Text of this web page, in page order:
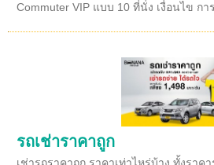
Commuter VIP แบบ 10 ที่นั่ง เงื่อนไข กา
รถเช่าราคาถูก